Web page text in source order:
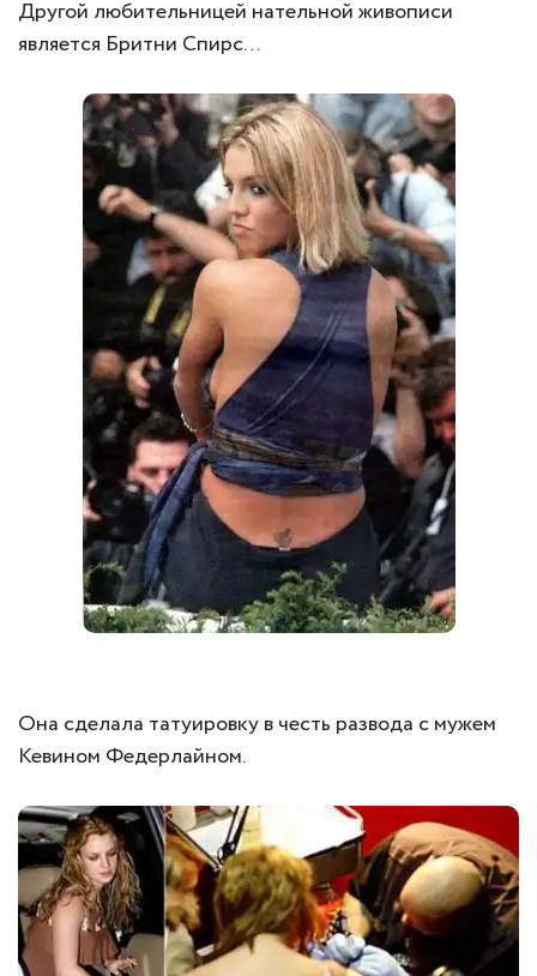
Другой любительницей нательной живописи
является Бритни Спирс…
Она сделала татуировку в честь развода с мужем
Кевином Федерлайном.